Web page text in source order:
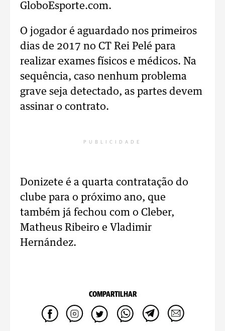
GloboEsporte.com.
O jogador é aguardado nos primeiros
dias de 2017 no CT Rei Pelé para
realizar exames físicos e médicos. Na
sequência, caso nenhum problema
grave seja detectado, as partes devem
assinar o contrato.
PUBLICIDADE
Donizete é a quarta contratação do
clube para o próximo ano, que
também já fechou com o Cleber,
Matheus Ribeiro e Vladimir
Hernández.
COMPARTILHAR